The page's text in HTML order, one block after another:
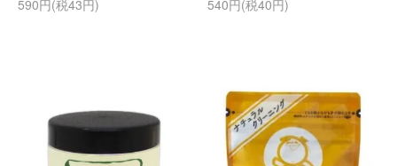
590円(税43円)
540円(税40円)